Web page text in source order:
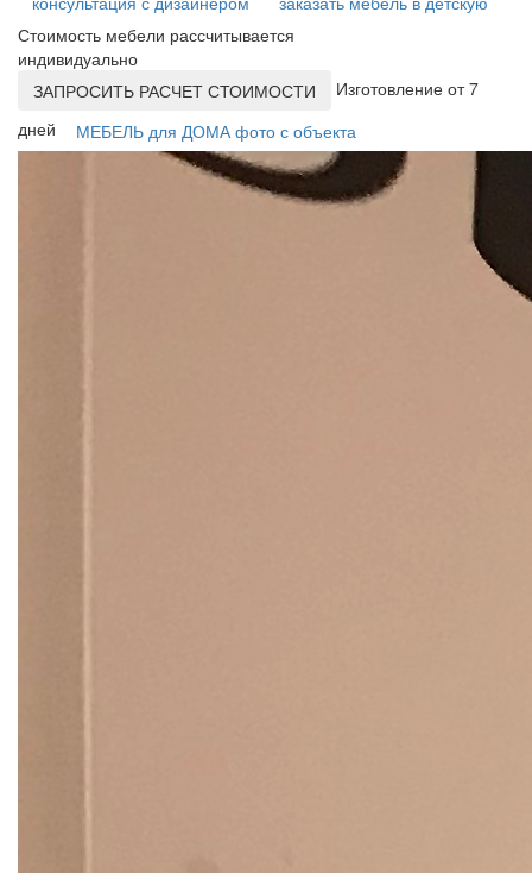
Стоимость мебели рассчитывается
индивидуально
ЗАПРОСИТЬ РАСЧЕТ СТОИМОСТИ
Изготовление от 7
дней
МЕБЕЛЬ для ДОМА фото с объекта